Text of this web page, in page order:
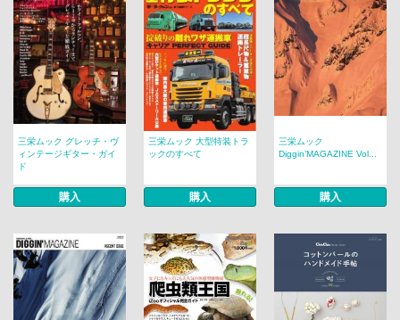
三栄ムック グレッチ・ヴ
ィンテージギター・ガイ
ド
購入
三栄ムック 大型特装トラ
ックのすべて
購入
三栄ムック
Diggin’MAGAZINE Vol...
購入